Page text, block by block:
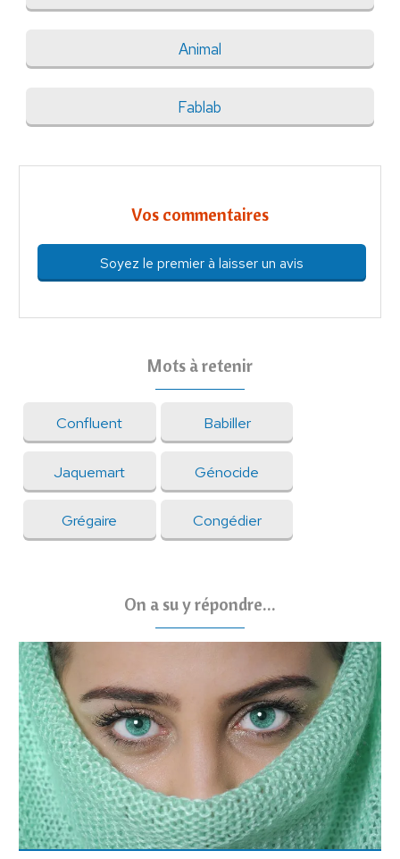
Animal
Fablab
Vos commentaires
Soyez le premier à laisser un avis
Mots à retenir
Confluent Babiller
Jaquemart Génocide
Grégaire Congédier
On a su y répondre...